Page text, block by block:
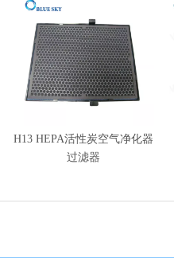
H13 HEPA活性炭空气净化器
过滤器